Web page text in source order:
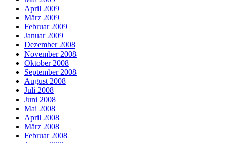
April 2009
März 2009
Februar 2009
Januar 2009
Dezember 2008
November 2008
Oktober 2008
September 2008
August 2008
Juli 2008
Juni 2008
Mai 2008
April 2008
März 2008
Februar 2008